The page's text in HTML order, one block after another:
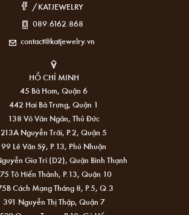
/KATJEWELRY
089.6162.868
contact@katjewelry.vn
HỒ CHÍ MINH
45 Bà Hom, Quận 6
442 Hai Bà Trưng, Quận 1
138 Võ Văn Ngân, Thủ Đức
213A Nguyễn Trãi, P.2, Quận 5
99 Lê Văn Sỹ, P.13, Phú Nhuận
Gia Trí (D2), Quận Bình Thạnh
Tô Hiến Thành, P.13, Quận 10
Cách Mạng Tháng 8, P.5, Q.3
391 Nguyễn Thị Thập, Quận 7